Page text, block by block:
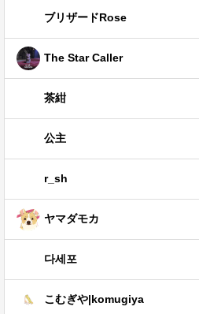
ブリザードRose
The Star Caller
茶紺
公主
r_sh
ヤマダモカ
다세포
こむぎや|komugiya